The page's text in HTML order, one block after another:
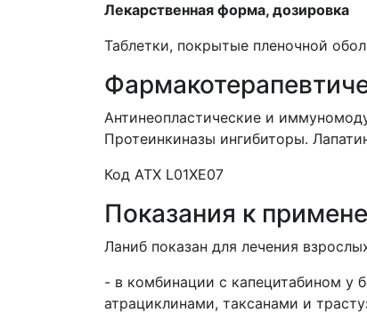
Лекарственная форма, дозировка
Таблетки, покрытые пленочной
Антинеопластические и
Протеинкиназы ингибиторы.
Код АТХ L01XE07
Показания к
Ланиб показан для лечения
- в комбинации с капецитабином у
атрациклинами, таксанами и